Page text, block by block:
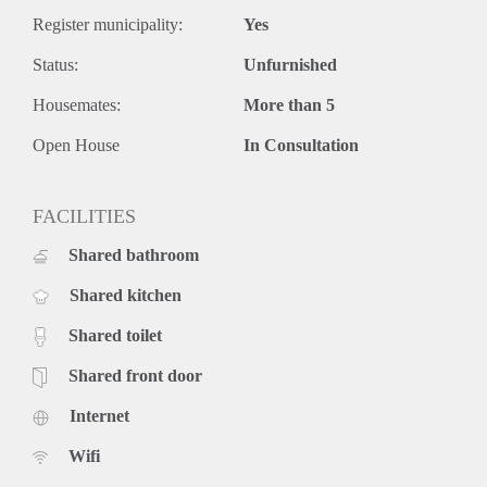
fietsen
Ivm vakanties vindt de hospiteeravond wel al redelijk snel
plaats. Dus zie jij jezelf hier al helemaal wonen? Stuur mij
Liefs Chayenne
Register municipality: Yes
Status: Unfurnished
Housemates: More than 5
Open House In Consultation
FACILITIES
Shared bathroom
Shared kitchen
Shared toilet
Shared front door
Internet
Wifi